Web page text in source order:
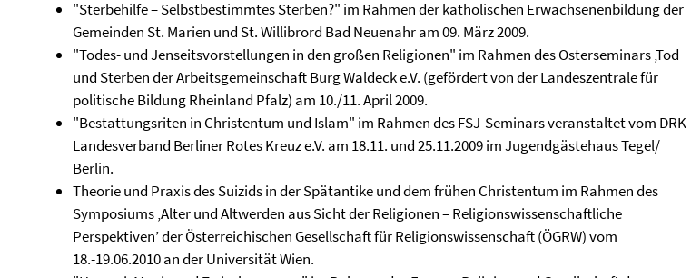
"Sterbehilfe – Selbstbestimmtes Sterben?" im Rahmen der katholischen Erwachsenenbildung der
Gemeinden St. Marien und St. Willibrord Bad Neuenahr am 09. März 2009.
"Todes- und Jenseitsvorstellungen in den großen Religionen" im Rahmen des Osterseminars ‚Tod
und Sterben der Arbeitsgemeinschaft Burg Waldeck e.V. (gefördert von der Landeszentrale für
politische Bildung Rheinland Pfalz) am 10./11. April 2009.
"Bestattungsriten in Christentum und Islam" im Rahmen des FSJ-Seminars veranstaltet vom DRK-
Landesverband Berliner Rotes Kreuz e.V. am 18.11. und 25.11.2009 im Jugendgästehaus Tegel/
Berlin.
Theorie und Praxis des Suizids in der Spätantike und dem frühen Christentum im Rahmen des
Symposiums ‚Alter und Altwerden aus Sicht der Religionen – Religionswissenschaftliche
Perspektiven’ der Österreichischen Gesellschaft für Religionswissenschaft (ÖGRW) vom
18.-19.06.2010 an der Universität Wien.